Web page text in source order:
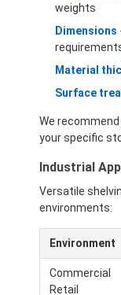
weights
Dimensions
Material
Surface
We
your specific
Industrial
Versatile
environments:
Environment
Commercial
Retail